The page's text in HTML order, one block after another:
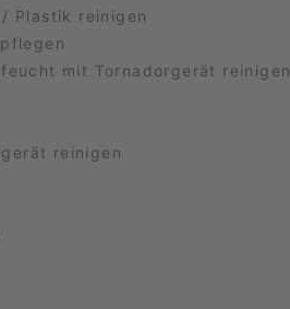
Plastik reinigen
mit Tornadorgerät reinigen
reinigen